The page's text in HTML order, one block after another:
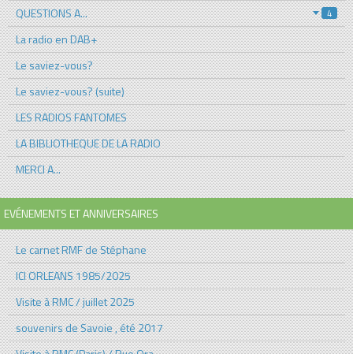
QUESTIONS A... 4
La radio en DAB+
Le saviez-vous?
Le saviez-vous? (suite)
LES RADIOS FANTOMES
LA BIBLIOTHEQUE DE LA RADIO
MERCI A...
EVÉNEMENTS ET ANNIVERSAIRES
Le carnet RMF de Stéphane
ICI ORLEANS 1985/2025
Visite à RMC / juillet 2025
souvenirs de Savoie , été 2017